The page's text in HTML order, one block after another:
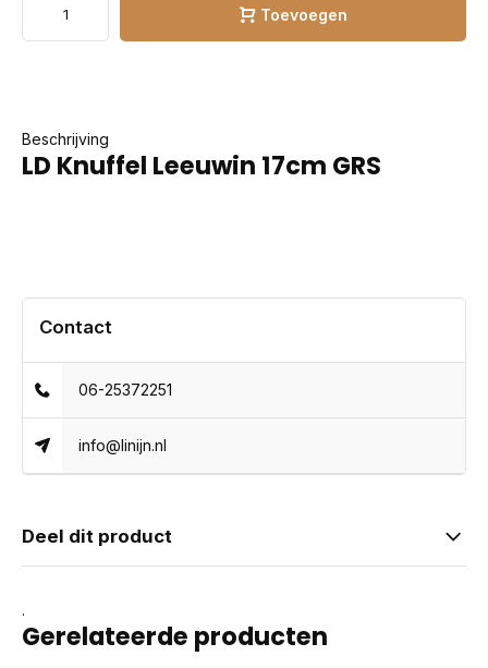
Toevoegen
Beschrijving
LD Knuffel Leeuwin 17cm GRS
Contact
06-25372251
info@linijn.nl
Deel dit product
.
Gerelateerde producten